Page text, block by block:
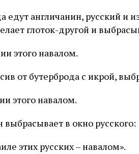
едут англичанин, русский и
глоток-другой и
этого навалом.
от бутерброда с икрой,
этого навалом.
выбрасывает в окно русского:
этих русских – навалом».